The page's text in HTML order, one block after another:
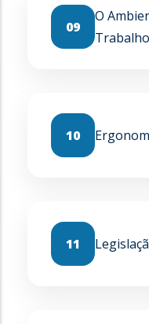
09
O
Trabalho
10
11